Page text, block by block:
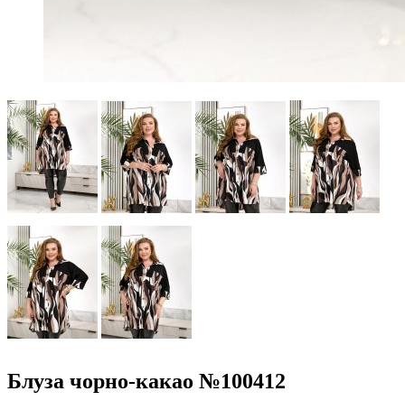
Блуза чорно-какао №100412